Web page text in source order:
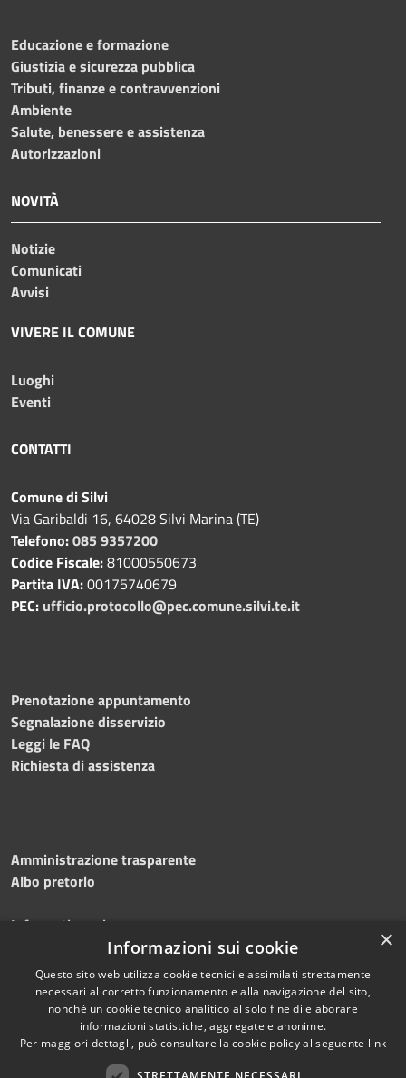
Educazione e formazione
Giustizia e sicurezza pubblica
Tributi, finanze e contravvenzioni
Ambiente
Salute, benessere e assistenza
Autorizzazioni
NOVITÀ
Notizie
Comunicati
Avvisi
VIVERE IL COMUNE
Luoghi
Eventi
CONTATTI
Comune di Silvi
Via Garibaldi 16, 64028 Silvi Marina (TE)
Telefono:085 9357200
Codice Fiscale:81000550673
Partita IVA:00175740679
PEC: ufficio.protocollo@pec.comune.silvi.te.it
Prenotazione appuntamento
Segnalazione disservizio
Leggi le FAQ
Richiesta di assistenza
Amministrazione trasparente
Albo pretorio
Informativa privacy
Dichiarazione di accessibilità
Copyright © 2026 • Comune di
×
Informazioni sui cookie
Questo sito web utilizza cookie tecnici e assimilati strettamente
necessari al corretto funzionamento e alla navigazione del sito,
nonché un cookie tecnico analitico al solo fine di elaborare
informazioni statistiche, aggregate e anonime.
Per maggiori dettagli, può consultare la cookie policy al seguente link